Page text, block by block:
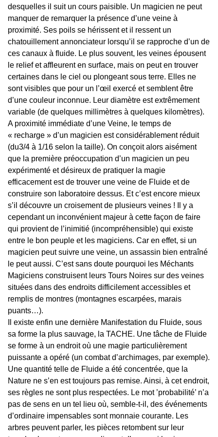
desquelles il suit un cours paisible. Un magicien ne peut
manquer de remarquer la présence d’une veine à
proximité. Ses poils se hérissent et il ressent un
chatouillement annonciateur lorsqu’il se rapproche d’un de
ces canaux à fluide. Le plus souvent, les veines épousent
le relief et affleurent en surface, mais on peut en trouver
certaines dans le ciel ou plongeant sous terre. Elles ne
sont visibles que pour un l’œil exercé et semblent être
d’une couleur inconnue. Leur diamètre est extrêmement
variable (de quelques millimètres à quelques kilomètres).
A proximité immédiate d’une Veine, le temps de
« recharge » d’un magicien est considérablement réduit
(du3/4 à 1/16 selon la taille). On conçoit alors aisément
que la première préoccupation d’un magicien un peu
expérimenté et désireux de pratiquer la magie
efficacement est de trouver une veine de Fluide et de
construire son laboratoire dessus. Et c’est encore mieux
s’il découvre un croisement de plusieurs veines ! Il y a
cependant un inconvénient majeur à cette façon de faire
qui provient de l’inimitié (incompréhensible) qui existe
entre le bon peuple et les magiciens. Car en effet, si un
magicien peut suivre une veine, un assassin bien entraîné
le peut aussi. C’est sans doute pourquoi les Méchants
Magiciens construisent leurs Tours Noires sur des veines
situées dans des endroits difficilement accessibles et
remplis de montres (montagnes escarpées, marais
puants…).
Il existe enfin une dernière Manifestation du Fluide, sous
sa forme la plus sauvage, la TACHE. Une tâche de Fluide
se forme à un endroit où une magie particulièrement
puissante a opéré (un combat d’archimages, par exemple).
Une quantité telle de Fluide a été concentrée, que la
Nature ne s’en est toujours pas remise. Ainsi, à cet endroit,
ses règles ne sont plus respectées. Le mot ’probabilité’ n’a
pas de sens en un tel lieu où, semble-t-il, des événements
d’ordinaire impensables sont monnaie courante. Les
arbres peuvent parler, les pièces retombent sur leur